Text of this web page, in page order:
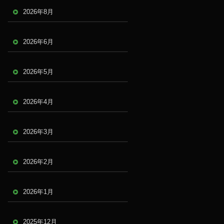
2026年8月
2026年6月
2026年5月
2026年4月
2026年3月
2026年2月
2026年1月
2025年12月